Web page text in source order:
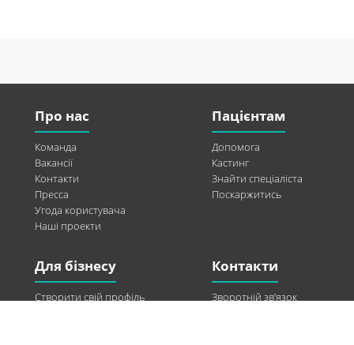
Про нас
Команда
Вакансії
Контакти
Пресса
Угода користувача
Наші проекти
Пацієнтам
Допомога
Кастинг
Знайти спеціаліста
Поскаржитись
Для бізнесу
Створити свій профіль
Контакти
Зворотній зв’язок